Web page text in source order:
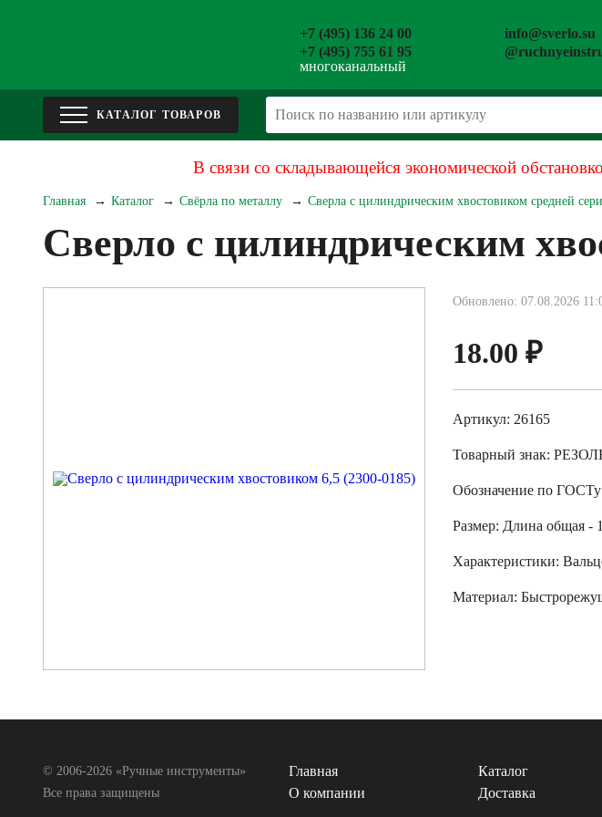
+7 (495) 136 24 00
+7 (495) 755 61 95
многоканальный
info@sverlo.su
В связи со складывающейся экономической
Главная Каталог Свёрла по металлу Сверла с цилиндрическим хвостовиком средней
Сверло с цилиндрическим
Обновлено: 07.08.2026
18.00 ₽
Артикул: 26165
Товарный знак:
Обозначение по ГОСТу
Размер: Длина общая -
Характеристики:
Материал:
© 2006-2026 «Ручные инструменты»
Все права защищены
Главная Каталог
О компании
Доставка